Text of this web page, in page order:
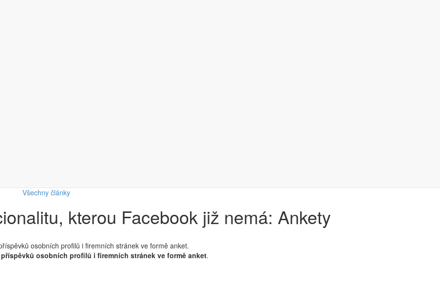
Všechny články
kterou Facebook již nemá: Ankety
osobních profilů i firemních stránek ve formě anket.
osobních profilů i firemních stránek ve formě anket.